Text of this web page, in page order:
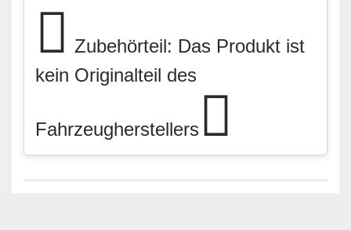
Zubehörteil: Das Produkt ist
kein Originalteil des
Fahrzeugherstellers